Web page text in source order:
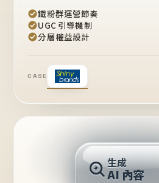
鐵粉群運營節奏
UGC 引導機制
分層權益設計
CASE
生成
AI 內容